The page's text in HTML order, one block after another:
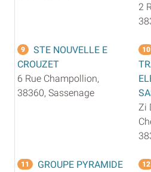
2
9
STE NOUVELLE E
CROUZET
6 Rue Champollion,
38360, Sassenage
10
Zi
11
GROUPE PYRAMIDE
12